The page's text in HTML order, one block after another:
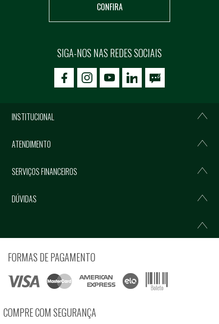
CONFIRA
SIGA-NOS NAS REDES SOCIAIS
icon-facebookicon-social02icon-social03
INSTITUCIONAL
ATENDIMENTO
SERVIÇOS FINANCEIROS
DÚVIDAS
FORMAS DE PAGAMENTO
COMPRE COM SEGURANÇA